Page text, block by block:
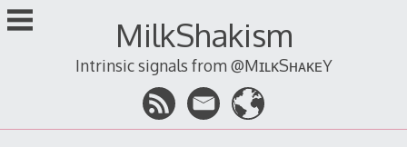
跳
至
MilkShakism
Intrinsic signals from @MɪʟᴋSʜᴀᴋᴇY